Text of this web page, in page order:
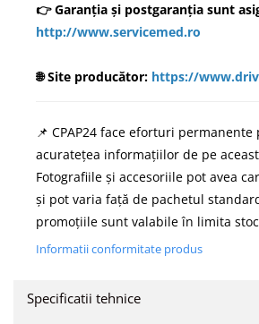
👉 Garanția și postgaranția sunt
http://www.servicemed.ro
🌐 Site producător: https://
📌 CPAP24 face eforturi
acuratețea informațiilor de pe
Fotografiile și accesoriile pot avea
și pot varia față de pachetul
promoțiile sunt valabile în limita
Informatii conformitate produs
Specificatii tehnice